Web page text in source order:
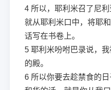
4 所以，耶利米召了尼
就从耶利米口中，将耶
话写在书卷上。
5 耶利米吩咐巴录说，
的殿。
6 所以你要去趁禁食的